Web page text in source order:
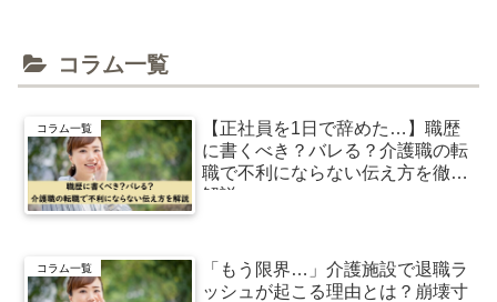
コラム一覧
コラム一覧
【正社員を1日で辞めた…】職歴
に書くべき？バレる？介護職の転
職で不利にならない伝え方を徹底
解説
コラム一覧
「もう限界…」介護施設で退職ラ
ッシュが起こる理由とは？崩壊寸